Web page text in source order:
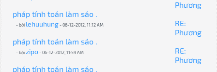
Phương
pháp tính toán làm sáo .
- bởi lehuuhung- 06-12-2012, 11:12 AM
RE:
Phương
pháp tính toán làm sáo .
- bởizipo- 06-12-2012, 11:59 AM
RE:
Phương
pháp tính toán làm sáo .